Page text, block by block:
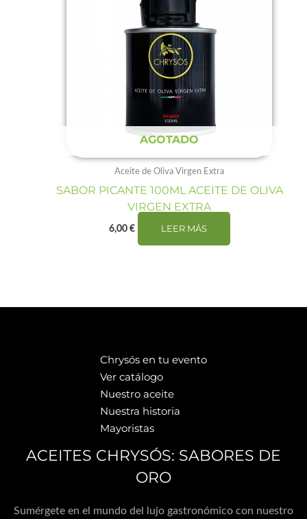
AGOTADO
Aceite de Oliva Virgen Extra
SABOR PICANTE 100ML ACEITE DE OLIVA
VIRGEN EXTRA
6,00 € LEER MÁS
Chrysós en tu evento
Ver catálogo
Nuestro aceite
Nuestra historia
Mayoristas
ACEITES CHRYSÓS: SABORES DE
ORO
Sumérgete en el mundo del lujo gastronómico con nuestro